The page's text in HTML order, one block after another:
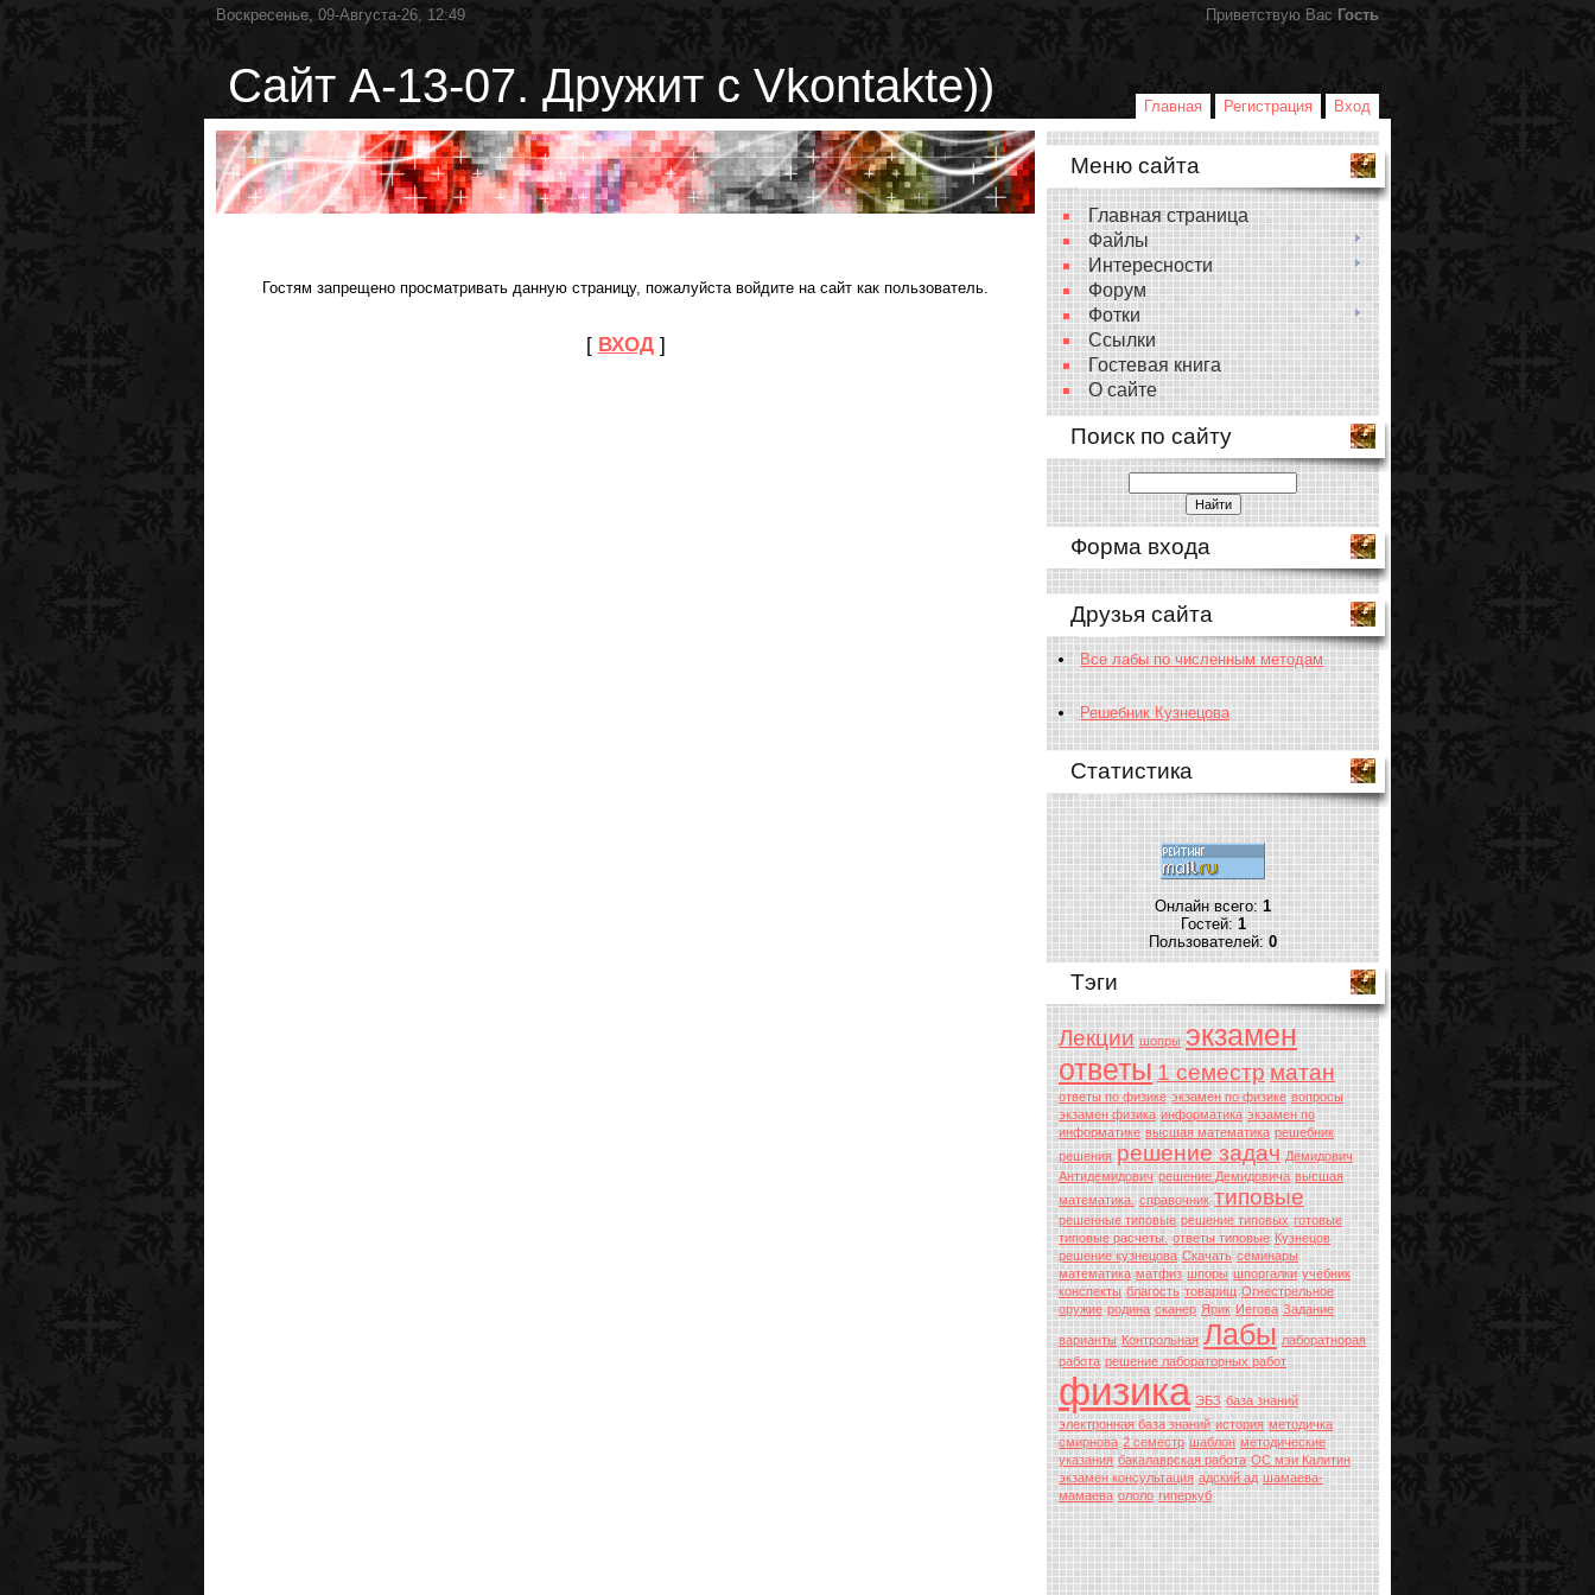
Воскресенье, 09-Августа-26, 12:49 Приветствую Вас Гость
Сайт А-13-07. Дружит с Vkontakte)) Главная Регистрация Вход
Гостям запрещено просматривать данную страницу, пожалуйста войдите на сайт как пользователь.
[ ВХОД]
Меню сайта
Главная страница
Файлы
Интересности
Форум
Фотки
Ссылки
Гостевая книга
О сайте
Поиск по сайту
Форма входа
Друзья сайта
Все лабы по численным методам
Решебник Кузнецова
Статистика
Онлайн всего:1
Гостей:1
Пользователей:0
Тэги
Лекции шопры экзамен
ответы 1 семестрматан
ответы по физике экзамен по физике вопросы
экзамен физика информатика экзамен по
информатике высшая математика решебник
решения решение задач Демидович
Антидемидович решение Демидовича высшая
математика. справочник типовые
решенные типовые решение типовых готовые
типовые расчеты. ответы типовые Кузнецов
решение кузнецова Скачать семинары
математика матфиз шпоры шпоргалки учебник
конспекты благость товарищ Огнестрельное
оружие родина сканер Ярик Иегова Задание
варианты Контрольная Лабы лаборатнорая
работа решение лабораторных работ
физика ЭБЗ база знаний
электронная база знаний история методичка
смирнова 2 семестр шаблон методические
указания бакалаврская работа ОС мэи Калитин
экзамен консультация адский ад шамаева-
мамаева ололо гиперкуб